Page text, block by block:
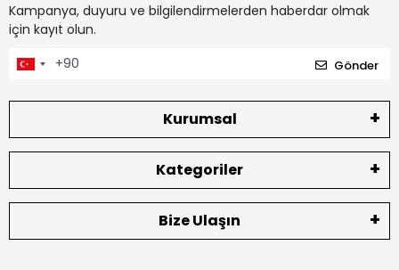
Kampanya, duyuru ve bilgilendirmelerden haberdar olmak
için kayıt olun.
Gönder
Kurumsal
Kategoriler
Bize Ulaşın